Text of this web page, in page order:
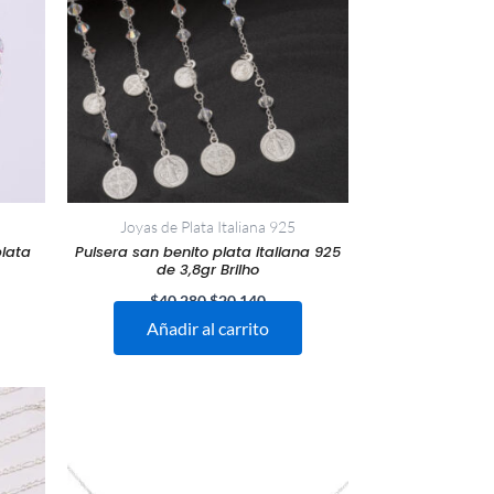
Joyas de Plata Italiana 925
Pulsera san benito plata italiana 925
de 3,8gr Brilho
$40.280
$40.280.
$20.140
Añadir al carrito